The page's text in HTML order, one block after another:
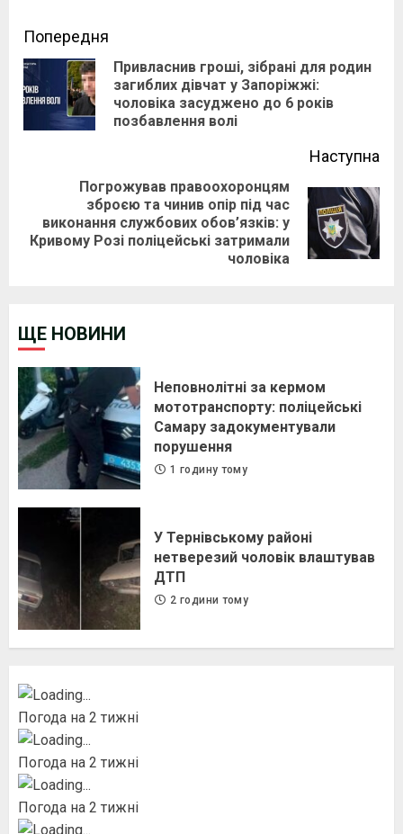
Continue
Reading
Попередня
Привласнив гроші, зібрані для родин
загиблих дівчат у Запоріжжі:
чоловіка засуджено до 6 років
позбавлення волі
Наступна
Next
post:
Погрожував правоохоронцям
зброєю та чинив опір під час
виконання службових обов’язків: у
Кривому Розі поліцейські затримали
чоловіка
ЩЕ НОВИНИ
Неповнолітні за кермом
мототранспорту: поліцейські
Самару задокументували
порушення
1 годину тому
У Тернівському районі
нетверезий чоловік влаштував
ДТП
2 години тому
Погода на 2 тижні
Погода на 2 тижні
Погода на 2 тижні